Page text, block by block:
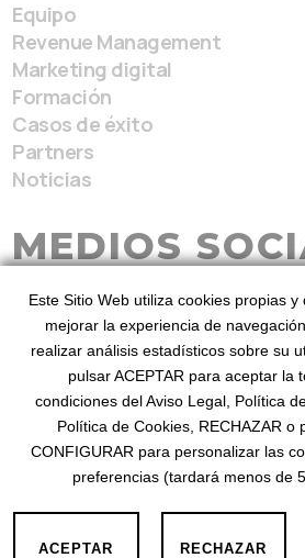
Equipo
Revenue Management
Marketing digital
Formación
Casos de éxito
Partners
Noticias
MEDIOS
BeezHotels, Revenue Service
mejorando el revenue©. Diseñado
Privacidad
Este Sitio Web utiliza cookies propias y
mejorar la experiencia de
realizar análisis estadísticos sobre su
pulsar ACEPTAR para aceptar la
condiciones del Aviso Legal, Política
Política de Cookies, RECHAZAR o
CONFIGURAR para personalizar las
preferencias (tardará menos de
ACEPTAR RECHAZAR